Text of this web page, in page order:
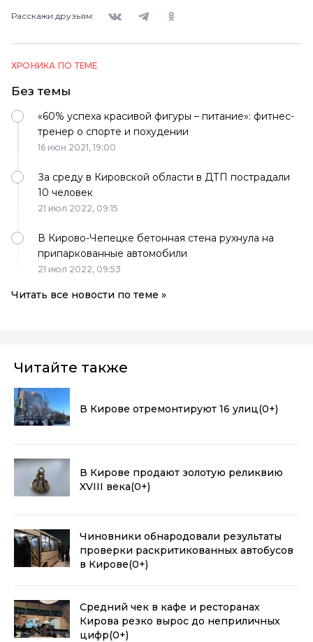
Расскажи друзьям:
ХРОНИКА ПО ТЕМЕ
Без темы
16 июн 2021, 19:00
«60% успеха красивой фигуры – питание»: фитнес-
тренер о спорте и похудении
21 июл 2022, 09:15
За среду в Кировской области в ДТП пострадали
10 человек
21 июл 2022, 09:53
В Кирово-Чепецке бетонная стена рухнула на
припаркованные автомобили
Читать все новости по теме »
Читайте также
В Кирове отремонтируют 16 улиц(0+)
В Кирове продают золотую реликвию
XVIII века(0+)
Чиновники обнародовали результаты
проверки раскритикованных автобусов
в Кирове(0+)
Средний чек в кафе и ресторанах
Кирова резко вырос до неприличных
цифр(0+)